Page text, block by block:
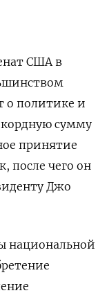
США в
о политике и
сумму
принятие
после чего он
Джо
национальной